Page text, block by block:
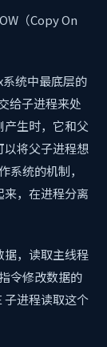
（Copy On
统中最底层的
给子进程来处
生时，它和父
以将父子进程想
统的机制，
，在进程分离
据，读取主线程
令修改数据的
子进程读取这个